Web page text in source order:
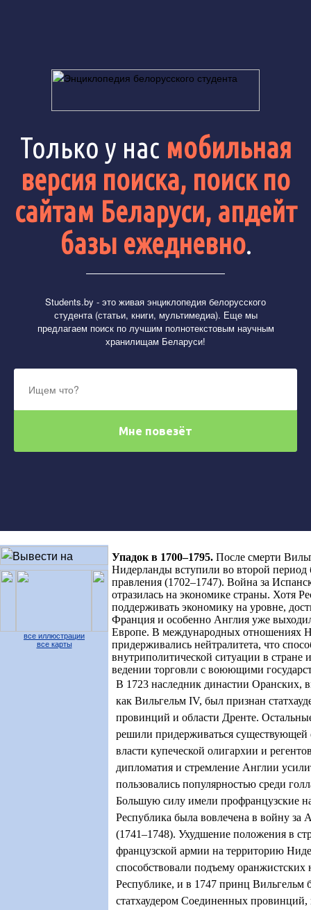
Только у нас мобильная
версия поиска, поиск по
сайтам Беларуси, апдейт
базы ежедневно.
Students.by - это живая энциклопедия белорусского
студента (статьи, книги, мультимедиа). Еще мы
предлагаем поиск по лучшим полнотекстовым научным
хранилищам Беларуси!
все иллюстрации
все карты
Упадок в 1700–1795. После смерти
Нидерланды вступили во второй период
правления (1702–1747). Война за
отразилась на экономике страны. Хотя
поддерживать экономику на уровне,
Франция и особенно Англия уже
Европе. В международных отношениях
придерживались нейтралитета, что
внутриполитической ситуации в стране
ведении торговли с воюющими
В 1723 наследник династии Оранских,
как Вильгельм IV, был признан
провинций и области Дренте.
решили придерживаться
власти купеческой олигархии и
дипломатия и стремление Англии
пользовались популярностью среди
Большую силу имели профранцузские
Республика была вовлечена в войну за
(1741–1748). Ухудшение положения в
французской армии на территорию
способствовали подъему оранжистских
Республике, и в 1747 принц Вильгельм
статхаудером Соединенных провинций,